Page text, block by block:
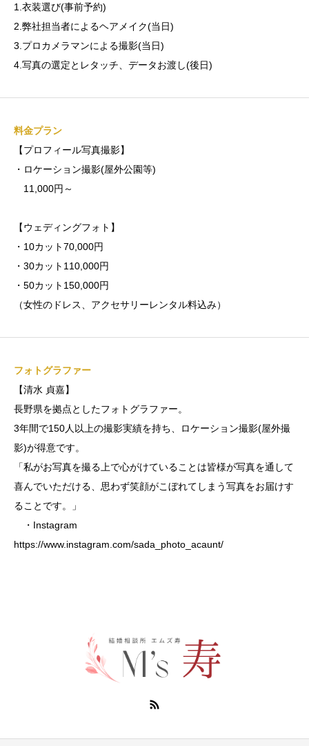
1.衣装選び(事前予約)
2.弊社担当者によるヘアメイク(当日)
3.プロカメラマンによる撮影(当日)
4.写真の選定とレタッチ、データお渡し(後日)
料金プラン
【プロフィール写真撮影】
・ロケーション撮影(屋外公園等)
11,000円～
【ウェディングフォト】
・10カット70,000円
・30カット110,000円
・50カット150,000円
（女性のドレス、アクセサリーレンタル料込み）
フォトグラファー
【清水 貞嘉】
長野県を拠点としたフォトグラファー。
3年間で150人以上の撮影実績を持ち、ロケーション撮影(屋外撮
影)が得意です。
「私がお写真を撮る上で心がけていることは皆様が写真を通して
喜んでいただける、思わず笑顔がこぼれてしまう写真をお届けす
ることです。」
・Instagram
https://www.instagram.com/sada_photo_acaunt/